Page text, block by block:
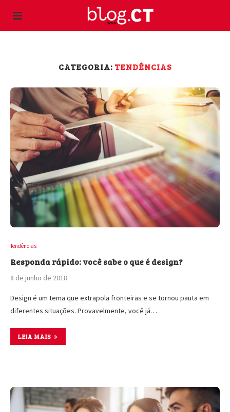
CATEGORIA: TENDÊNCIAS
Tendências
Responda rápido: você sabe o que é design?
8 de junho de 2018
Design é um tema que extrapola fronteiras e se tornou pauta em
diferentes situações. Provavelmente, você já…
LEIA MAIS